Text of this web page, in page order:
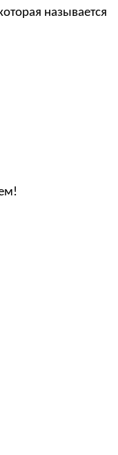
называется